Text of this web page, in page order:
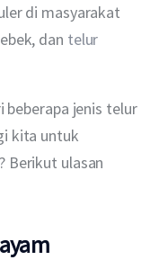
di masyarakat
dan telur
beberapa jenis telur
kita untuk
Berikut ulasan